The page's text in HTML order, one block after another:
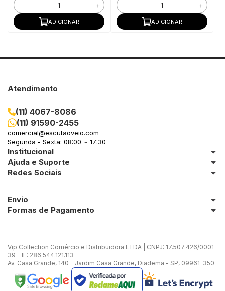
- +
ADICIONAR
- +
ADICIONAR
Atendimento
(11) 4067-8086
(11) 91590-2455
comercial@escutaoveio.com
Segunda - Sexta: 08:00 ~ 17:30
Institucional
Ajuda e Suporte
Redes Sociais
Envio
Formas de Pagamento
Vip Collection Comércio e Distribuidora LTDA | CNPJ: 17.507.426/0001-
39 - IE: 286.544.121.113
Av. Casa Grande, 140 - Jardim Casa Grande, Diadema - SP, 09961-350